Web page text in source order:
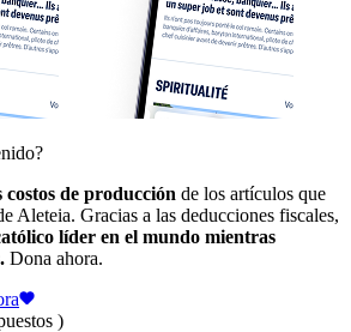
de producción de los artículos que
Aleteia. Gracias a las deducciones fiscales,
líder en el mundo mientras
Dona ahora.
)